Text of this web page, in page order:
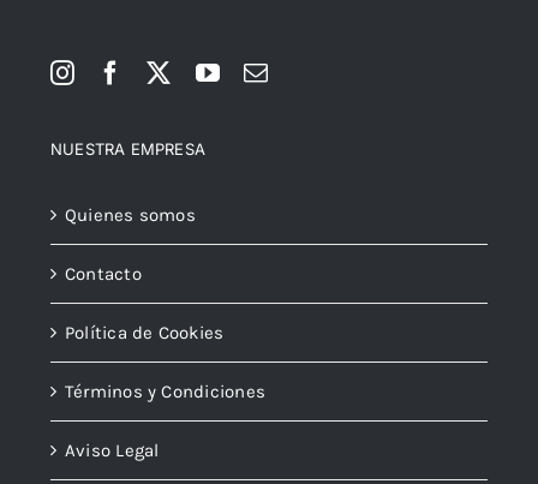
NUESTRA EMPRESA
Quienes somos
Contacto
Política de Cookies
Términos y Condiciones
Aviso Legal